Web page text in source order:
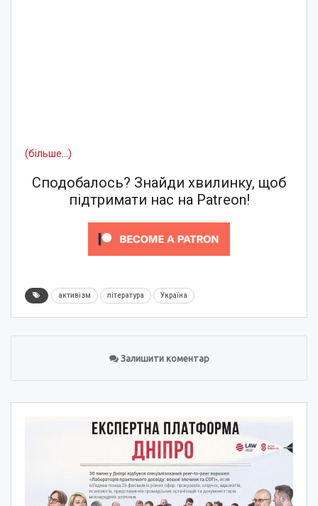
(більше…)
Сподобалось? Знайди хвилинку, щоб
підтримати нас на Patreon!
активізм література Україна
Залишити коментар